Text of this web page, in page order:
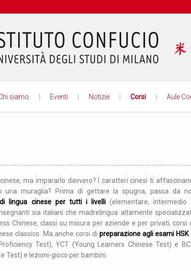
siamo Eventi Notizie Corsi Aule
ma impararlo davvero? I caratteri cinesi ti
una muraglia? Prima di gettare la spugna, passa da
lingua cinese per tutti i livelli(elementare, intermedio
sia italiani che madrelingua altamente
Chinese, classi su misura per aziende e per privati, corsi
classico. Ma anche corsi dipreparazione agli esami HSK
Test), YCT (Young Learners Chinese Test) e
Test) e lezioni-gioco per bambini.
chiusi dal 18 luglio al
Dal 20 al 24 luglio
email. Gli uffici
dal 1° settembre
Orario di apertura uffici: dal lunedì al
15. Per recarsi presso gli uffici è
appuntamento
info.confucio@unimi.it o